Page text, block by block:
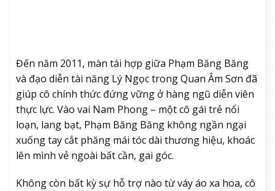
Đến năm 2011, màn tái hợp giữa Phạm Băng Băng
và đạo diễn tài năng Lý Ngọc trong Quan Âm Sơn đã
giúp cô chính thức đứng vững ở hàng ngũ diễn viên
thực lực. Vào vai Nam Phong – một cô gái trẻ nổi
loạn, lang bạt, Phạm Băng Băng không ngần ngại
xuống tay cắt phăng mái tóc dài thương hiệu, khoác
lên mình vẻ ngoài bất cần, gai góc.
Không còn bất kỳ sự hỗ trợ nào từ váy áo xa hoa, cô